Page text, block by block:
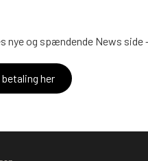
nye og spændende News side
her